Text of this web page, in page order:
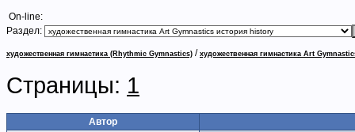
On-line:
Раздел:
художественная гимнастика (Rhythmic Gymnastics) / художественная гимнастика Art
Страницы: 1
Автор